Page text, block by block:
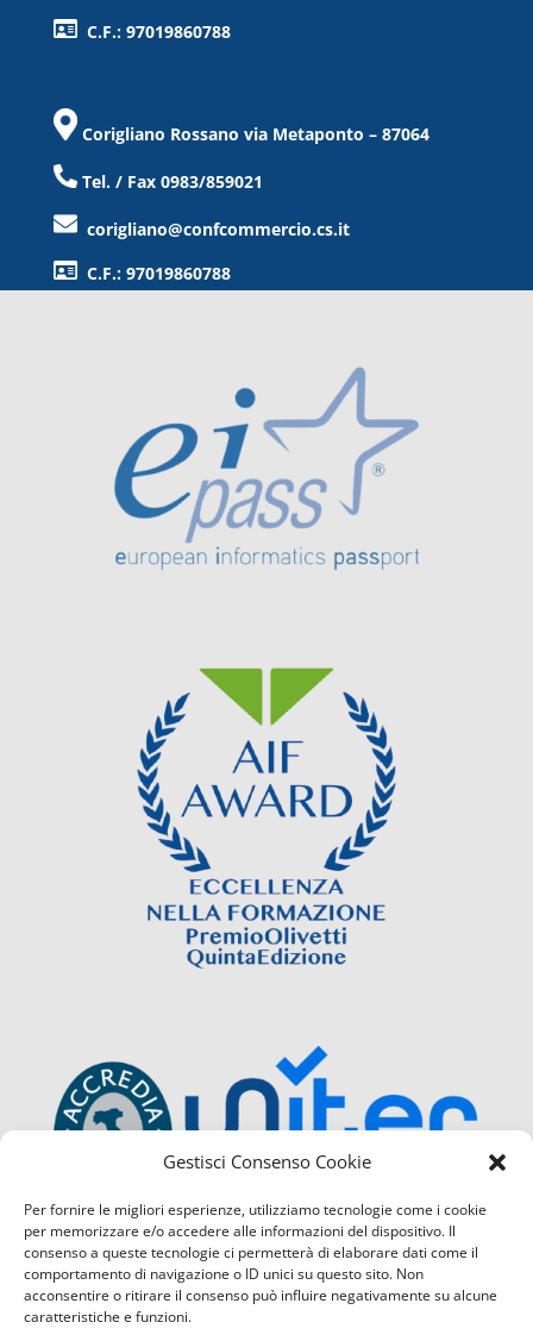
Gestisci Consenso Cookie
Per fornire le migliori esperienze, utilizziamo tecnologie come i cookie
per memorizzare e/o accedere alle informazioni del dispositivo. Il
consenso a queste tecnologie ci permetterà di elaborare dati come il
comportamento di navigazione o ID unici su questo sito. Non
acconsentire o ritirare il consenso può influire negativamente su alcune
caratteristiche e funzioni.
C.F.: 97019860788
Corigliano Rossano via Metaponto – 87064
Tel. / Fax 0983/859021
corigliano@confcommercio.cs.it
C.F.: 97019860788